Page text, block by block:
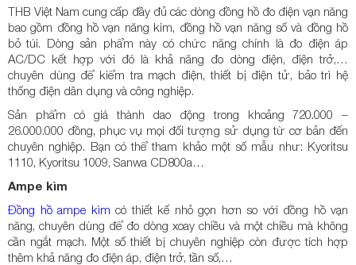
THB Việt Nam cung cấp đầy đủ các dòng đồng hồ đo điện vạn năng
bao gồm đồng hồ vạn năng kim, đồng hồ vạn năng số và đồng hồ
bỏ túi. Dòng sản phẩm này có chức năng chính là đo điện áp
AC/DC kết hợp với đó là khả năng đo dòng điện, điện trở,…
chuyên dùng để kiểm tra mạch điện, thiết bị điện tử, bảo trì hệ
thống điện dân dụng và công nghiệp.
Sản phẩm có giá thành dao động trong khoảng 720.000 –
26.000.000 đồng, phục vụ mọi đối tượng sử dụng từ cơ bản đến
chuyên nghiệp. Bạn có thể tham khảo một số mẫu như: Kyoritsu
1110, Kyoritsu 1009, Sanwa CD800a…
Ampe kìm
Đồng hồ ampe kìm có thiết kế nhỏ gọn hơn so với đồng hồ vạn
năng, chuyên dùng để đo dòng xoay chiều và một chiều mà không
cần ngắt mạch. Một số thiết bị chuyên nghiệp còn được tích hợp
thêm khả năng đo điện áp, điện trở, tần số,…